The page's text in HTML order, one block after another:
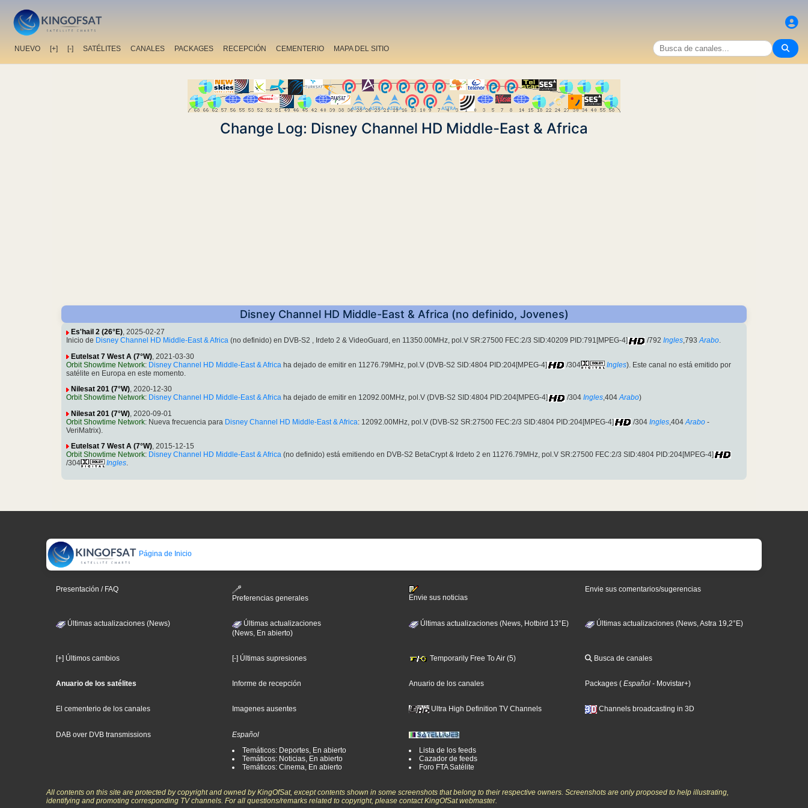
NUEVO [+] [-] SATÉLITES CANALES PACKAGES RECEPCIÓN CEMENTERIO MAPA DEL SITIO
Change Log: Disney Channel HD Middle-East & Africa
Disney Channel HD Middle-East & Africa (no definido, Jovenes)
Es'hail 2 (26°E), 2025-02-27
Inicio de Disney Channel HD Middle-East & Africa (no definido) en DVB-S2 , Irdeto 2 & VideoGuard, en 11350.00MHz, pol.V SR:27500 FEC:2/3 SID:40209 PID:791[MPEG-4] /792 Ingles,793 Arabo.
Eutelsat 7 West A (7°W) , 2021-03-30
Orbit Showtime Network: Disney Channel HD Middle-East & Africa ha dejado de emitir en 11276.79MHz, pol.V (DVB-S2 SID:4804 PID:204[MPEG-4] /304 Ingles). Este canal no está emitido por
satélite en Europa en este momento.
Nilesat 201 (7°W), 2020-12-30
Orbit Showtime Network: Disney Channel HD Middle-East & Africa ha dejado de emitir en 12092.00MHz, pol.V (DVB-S2 SID:4804 PID:204[MPEG-4] /304 Ingles,404 Arabo)
Nilesat 201 (7°W) , 2020-09-01
Orbit Showtime Network: Nueva frecuencia para Disney Channel HD Middle-East & Africa: 12092.00MHz, pol.V (DVB-S2 SR:27500 FEC:2/3 SID:4804 PID:204[MPEG-4] /304 Ingles ,404 Arabo -
VeriMatrix).
Eutelsat 7 West A (7°W), 2015-12-15
Orbit Showtime Network: Disney Channel HD Middle-East & Africa (no definido) está emitiendo en DVB-S2 BetaCrypt & Irdeto 2 en 11276.79MHz, pol.V SR:27500 FEC:2/3 SID:4804 PID:204[MPEG-4]
/304
Ingles.
Página de Inicio
Presentación / FAQ
Preferencias generales
Envie sus noticias
Envie sus comentarios/sugerencias
Últimas actualizaciones (News)
Últimas actualizaciones
(News, En abierto)
Últimas actualizaciones (News, Hotbird 13°E) Últimas actualizaciones (News, Astra 19,2°E)
[+] Últimos cambios [-] Últimas supresiones Temporarily Free To Air (5) Busca de canales
Anuario de los satélites Informe de recepción Anuario de los canales Packages ( Español - Movistar+)
El cementerio de los canales Imagenes ausentes Ultra High Definition TV Channels Channels broadcasting in 3D
DAB over DVB transmissions
Español
Temáticos: Deportes, En abierto
Temáticos: Noticias, En abierto
Temáticos: Cinema, En abierto
Lista de los feeds
Cazador de feeds
Foro FTA Satélite
All contents on this site are protected by copyright and owned by KingOfSat, except contents shown in some screenshots that belong to their respective owners. Screenshots are only proposed to help illustrating,
identifying and promoting corresponding TV channels. For all questions/remarks related to copyright, please contact KingOfSat webmaster.